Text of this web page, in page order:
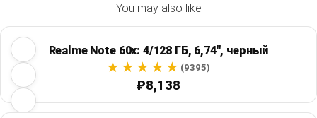
You may also like
Realme Note 60x: 4/128 ГБ, 6,74", черный
(9395)
₽8,138